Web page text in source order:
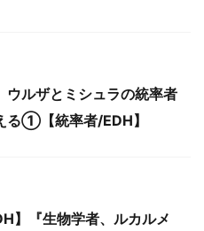
ウルザとミシュラの統率者
る①【統率者/EDH】
】『生物学者、ルカルメ